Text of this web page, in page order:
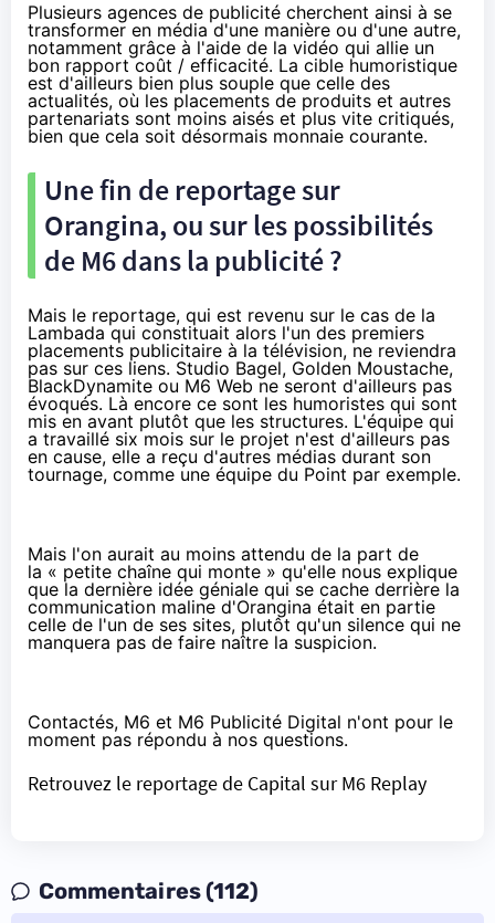
Plusieurs agences de publicité cherchent ainsi à se
transformer en média d'une manière ou d'une autre,
notamment grâce à l'aide de la vidéo qui allie un
bon rapport coût / efficacité. La cible humoristique
est d'ailleurs bien plus souple que celle des
actualités, où les placements de produits et autres
partenariats sont moins aisés et plus vite critiqués,
bien que cela soit désormais monnaie courante.
Une fin de reportage sur
Orangina, ou sur les possibilités
de M6 dans la publicité ?
Mais le reportage, qui est revenu sur le cas de la
Lambada qui constituait alors l'un des premiers
placements publicitaire à la télévision, ne reviendra
pas sur ces liens. Studio Bagel, Golden Moustache,
BlackDynamite ou M6 Web ne seront d'ailleurs pas
évoqués. Là encore ce sont les humoristes qui sont
mis en avant plutôt que les structures. L'équipe qui
a travaillé six mois sur le projet n'est d'ailleurs pas
en cause, elle a reçu d'autres médias durant son
tournage, comme une équipe du Point par exemple.
Mais l'on aurait au moins attendu de la part de
la « petite chaîne qui monte » qu'elle nous explique
que la dernière idée géniale qui se cache derrière la
communication maline d'Orangina était en partie
celle de l'un de ses sites, plutôt qu'un silence qui ne
manquera pas de faire naître la suspicion.
Contactés, M6 et M6 Publicité Digital n'ont pour le
moment pas répondu à nos questions.
Retrouvez le reportage de Capital sur M6 Replay
Commentaires (112)